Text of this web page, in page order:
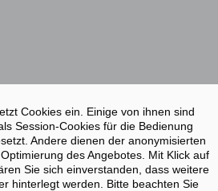
Cookies ein. Einige von ihnen sind
Session-Cookies für die Bedienung
Andere dienen der anonymisierten
des Angebotes. Mit Klick auf
Sie sich einverstanden, dass weitere
hinterlegt werden. Bitte beachten Sie